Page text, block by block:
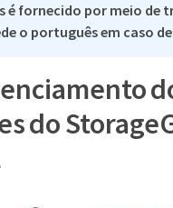
é fornecido por meio de
o português em caso
do